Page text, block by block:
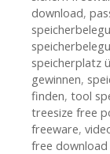
download,
speicherplatz
gewinnen,
finden, tool
treesize free
freeware,
free download